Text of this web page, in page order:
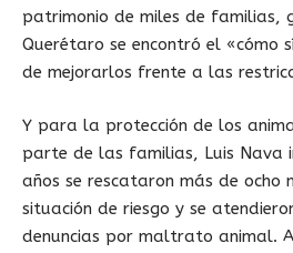
patrimonio de miles de familias,
Querétaro se encontró el
de mejorarlos frente a las
Y para la protección de los
parte de las familias, Luis Nava
años se rescataron más de ocho
situación de riesgo y se
denuncias por maltrato animal.